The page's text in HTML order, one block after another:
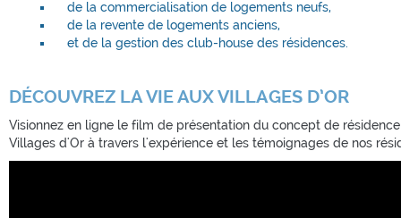
de la commercialisation de logements neufs,
de la revente de logements anciens,
et de la gestion des club-house des résidences.
DÉCOUVREZ LA VIE AUX VILLAGES D’OR
Visionnez en ligne le film de présentation du concept de
Villages d'Or à travers l'expérience et les témoignages de nos